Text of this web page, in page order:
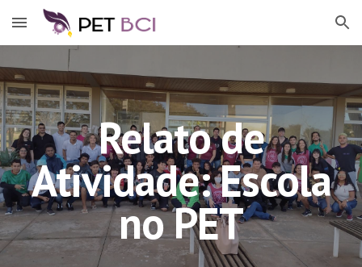
Skip to main content Skip to navigation
Relato de
Atividade: Escola
no PET